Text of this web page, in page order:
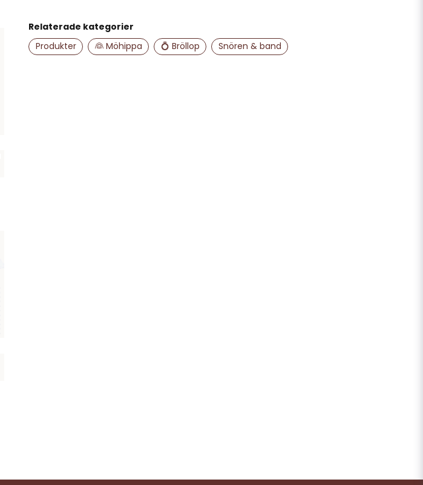
Ja, ni får publicera min fråga
Relaterade kategorier
Produkter
👰 Möhippa 💍 Bröllop Snören & band